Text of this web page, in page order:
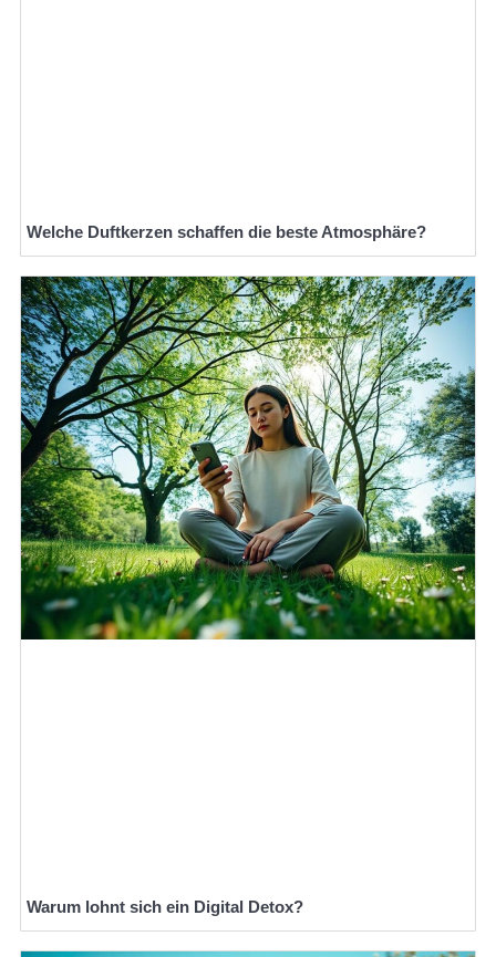
Welche Duftkerzen schaffen die beste Atmosphäre?
Warum lohnt sich ein Digital Detox?